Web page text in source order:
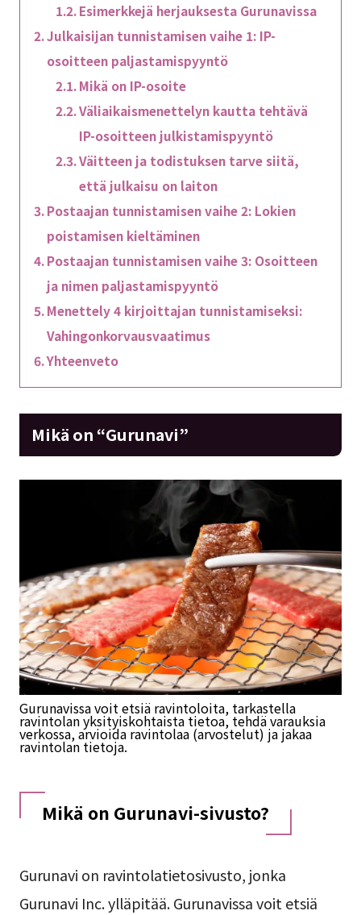
Esimerkkejä herjauksesta Gurunavissa
Julkaisijan tunnistamisen vaihe 1: IP-
osoitteen paljastamispyyntö
Mikä on IP-osoite
Väliaikaismenettelyn kautta tehtävä
IP-osoitteen julkistamispyyntö
Väitteen ja todistuksen tarve siitä,
että julkaisu on laiton
Postaajan tunnistamisen vaihe 2: Lokien
poistamisen kieltäminen
Postaajan tunnistamisen vaihe 3: Osoitteen
ja nimen paljastamispyyntö
Menettely 4 kirjoittajan tunnistamiseksi:
Vahingonkorvausvaatimus
Yhteenveto
Mikä on “Gurunavi”
Gurunavissa voit etsiä ravintoloita, tarkastella
ravintolan yksityiskohtaista tietoa, tehdä varauksia
verkossa, arvioida ravintolaa (arvostelut) ja jakaa
ravintolan tietoja.
Mikä on Gurunavi-sivusto?
Gurunavi on ravintolatietosivusto, jonka
Gurunavi Inc. ylläpitää. Gurunavissa voit etsiä